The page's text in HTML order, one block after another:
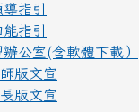
指引
指引
公室(含軟體下載）
版文宣
版文宣